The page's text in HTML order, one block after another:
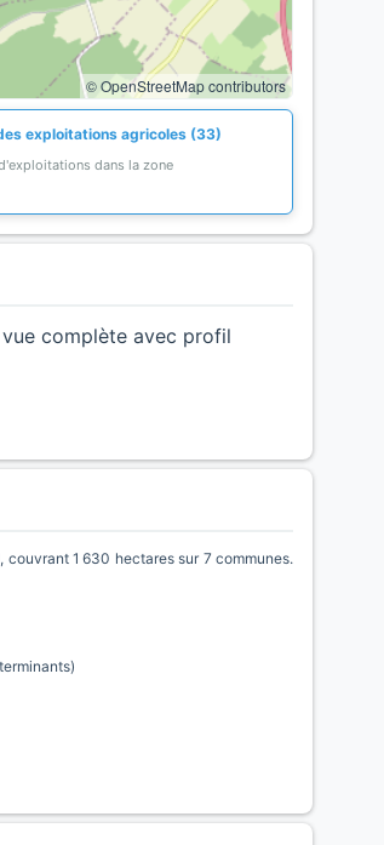
© OpenStreetMap contributors
exploitations agricoles (33)
dans la zone
complète avec profil
couvrant 1 630 hectares sur 7 communes.